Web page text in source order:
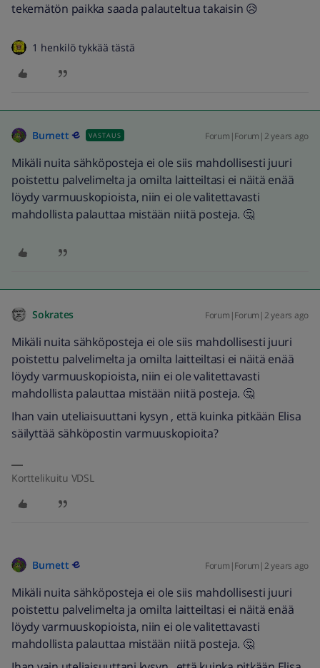
tekemätön paikka saada palauteltua takaisin 😥
1 henkilö tykkää tästä
Burnett VASTAUS Forum|Forum|2 years ago
Mikäli nuita sähköposteja ei ole siis mahdollisesti juuri
poistettu palvelimelta ja omilta laitteiltasi ei näitä enää
löydy varmuuskopioista, niin ei ole valitettavasti
mahdollista palauttaa mistään niitä posteja. 🤔
Sokrates Forum|Forum|2 years ago
Mikäli nuita sähköposteja ei ole siis mahdollisesti juuri
poistettu palvelimelta ja omilta laitteiltasi ei näitä enää
löydy varmuuskopioista, niin ei ole valitettavasti
mahdollista palauttaa mistään niitä posteja. 🤔
Ihan vain uteliaisuuttani kysyn , että kuinka pitkään Elisa
säilyttää sähköpostin varmuuskopioita?
Korttelikuitu VDSL
Burnett Forum|Forum|2 years ago
Mikäli nuita sähköposteja ei ole siis mahdollisesti juuri
poistettu palvelimelta ja omilta laitteiltasi ei näitä enää
löydy varmuuskopioista, niin ei ole valitettavasti
mahdollista palauttaa mistään niitä posteja. 🤔